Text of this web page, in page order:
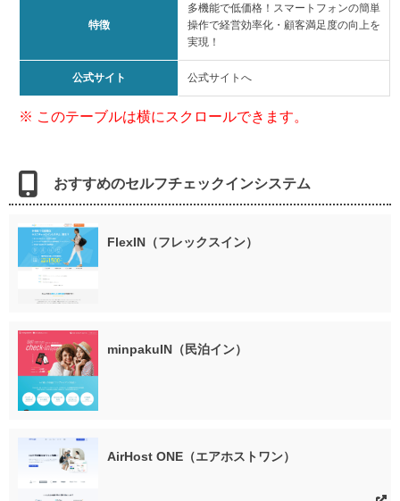
特徴
多機能で低価格！スマートフォンの簡単
操作で経営効率化・顧客満⾜度の向上を
実現！
公式サイト 公式サイトへ
おすすめのセルフチェックインシステム
FlexIN（フレックスイン）
minpakuIN（民泊イン）
AirHost ONE（エアホストワン）